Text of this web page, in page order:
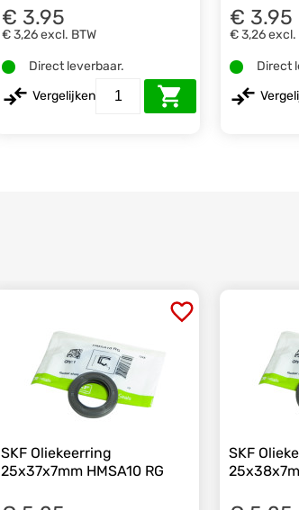
€ 3.95
€ 3,26excl. BTW
Direct leverbaar.
Vergelijken
€ 3.95
€ 3,26excl.
Direct
SKF Oliekeerring
25x37x7mm HMSA10 RG
SKF